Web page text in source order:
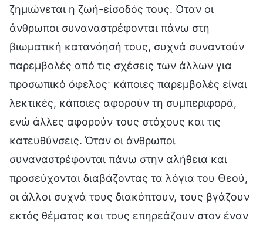
ζημιώνεται η ζωή-είσοδός τους. Όταν οι
άνθρωποι συναναστρέφονται πάνω στη
βιωματική κατανόησή τους, συχνά συναντούν
παρεμβολές από τις σχέσεις των άλλων για
προσωπικό όφελος· κάποιες παρεμβολές είναι
λεκτικές, κάποιες αφορούν τη συμπεριφορά,
ενώ άλλες αφορούν τους στόχους και τις
κατευθύνσεις. Όταν οι άνθρωποι
συναναστρέφονται πάνω στην αλήθεια και
προσεύχονται διαβάζοντας τα λόγια του Θεού,
οι άλλοι συχνά τους διακόπτουν, τους βγάζουν
εκτός θέματος και τους επηρεάζουν στον έναν